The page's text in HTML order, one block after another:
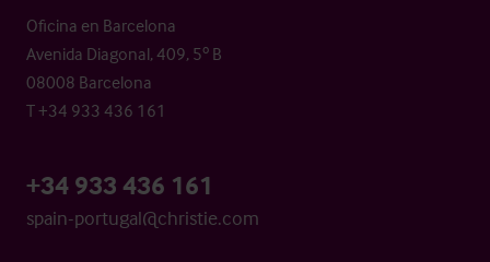
Oficina en Barcelona
Avenida Diagonal, 409, 5º B
08008 Barcelona
T +34 933 436 161
+34 933 436 161
spain-portugal@christie.com